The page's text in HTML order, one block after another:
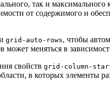
так и максимального
от содержимого и
grid-auto-rows, чтобы
может меняться в
свойств grid-column-
в которых элементы